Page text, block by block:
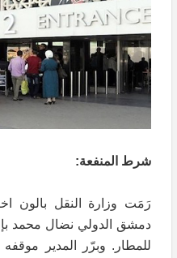
شرط المنفعة:
رَمَت وزارة النقل بالون
دمشق الدولي نضال محمد
للمطار. وبرّر المدير